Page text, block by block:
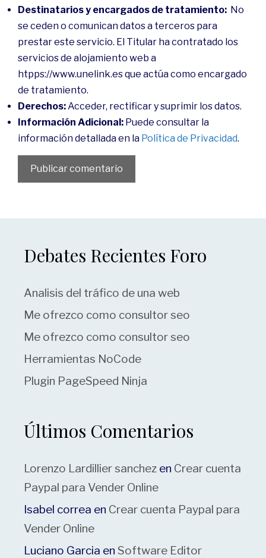
Destinatarios y encargados de tratamiento: No
se ceden o comunican datos a terceros para
prestar este servicio. El Titular ha contratado los
servicios de alojamiento web a
htpps://www.unelink.es que actúa como encargado
de tratamiento.
Derechos:Acceder, rectificar y suprimir los datos.
Información Adicional: Puede consultar la
información detallada en la Política de Privacidad.
Debates Recientes Foro
Analisis del tráfico de una web
Me ofrezco como consultor seo
Me ofrezco como consultor seo
Herramientas NoCode
Plugin PageSpeed Ninja
Últimos Comentarios
Lorenzo Lardillier sanchez en Crear cuenta
Paypal para Vender Online
Isabel correa en Crear cuenta Paypal para
Vender Online
Luciano Garcia en Software Editor